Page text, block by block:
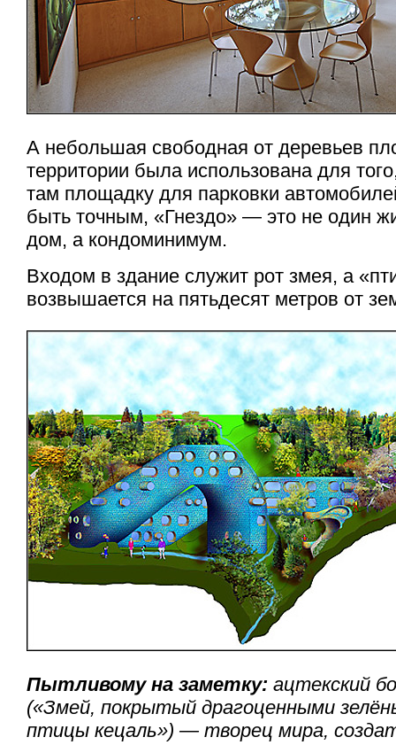
А небольшая свободная от деревьев
территории была использована для
там площадку для парковки
быть точным, «Гнездо» — это не один
дом, а кондоминимум.
Входом в здание служит рот змея, а
возвышается на пятьдесят метров от
Пытливому на заметку: ацтекский
(«Змей, покрытый драгоценными
птицы кецаль») — творец мира,